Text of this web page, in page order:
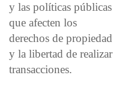
y las políticas públicas
que afecten los
derechos de propiedad
y la libertad de realizar
transacciones.